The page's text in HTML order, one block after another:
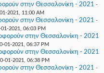
στην Θεσσαλονίκη - 2021 -
2021, 11:00 AM
στην Θεσσαλονίκη - 2021 -
2021, 06:03 PM
στην Θεσσαλονίκη - 2021
01-2021, 06:37 PM
στην Θεσσαλονίκη - 2021
01-2021, 06:38 PM
στην Θεσσαλονίκη - 2021 -